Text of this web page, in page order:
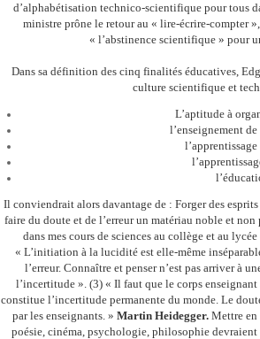
d’alphabétisation technico-scientifique pour tous
ministre prône le retour au « lire-écrire-compter
« l’abstinence scientifique » pour
Dans sa définition des cinq finalités éducatives,
culture scientifique et
L’aptitude à
l’enseignement
Il conviendrait alors davantage de : Forger des
faire du doute et de l’erreur un matériau noble et
dans mes cours de sciences au collège et au
« L’initiation à la lucidité est elle-même
l’erreur. Connaître et penser n’est pas arriver à
l’incertitude ». (3) « Il faut que le corps
constitue l’incertitude permanente du monde. Le
par les enseignants. » Martin Heidegger.Mettre en
poésie, cinéma, psychologie, philosophie